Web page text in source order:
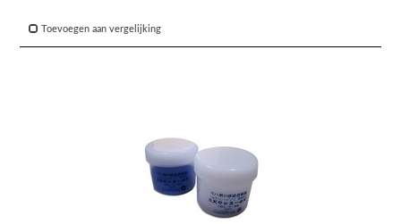
Toevoegen aan vergelijking